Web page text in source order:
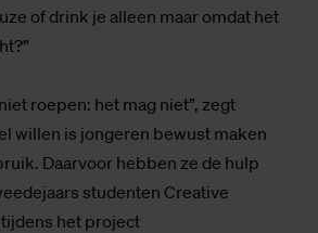
of drink je alleen maar omdat het
roepen: het mag niet”, zegt
willen is jongeren bewust maken
Daarvoor hebben ze de hulp
studenten Creative
het project